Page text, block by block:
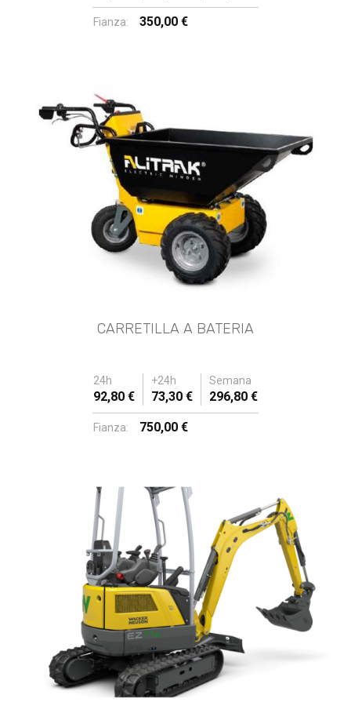
Fianza: 350,00 €
CARRETILLA A BATERIA
24h +24h Semana
92,80 € 73,30 € 296,80 €
Fianza: 750,00 €